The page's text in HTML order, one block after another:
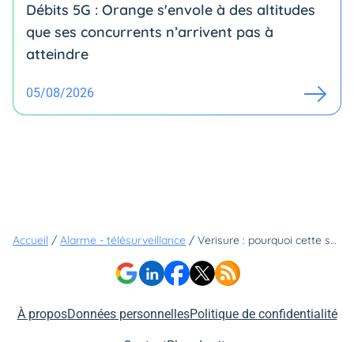
Débits 5G : Orange s'envole à des altitudes
que ses concurrents n’arrivent pas à
atteindre
05/08/2026
Accueil / Alarme - télésurveillance / Verisure : pourquoi cette serrure connectée fait autant parler d’elle ?
À proposDonnées personnellesPolitique de confidentialité